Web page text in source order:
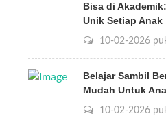
Bisa di
Unik Setiap Anak
10-02-2026
Belajar Sambil
Mudah Untuk
10-02-2026